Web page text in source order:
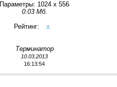
Параметры: 1024 x 556
0.03 Мб.
Рейтинг:
±
Терминатор
10.03.2013
16:13:54